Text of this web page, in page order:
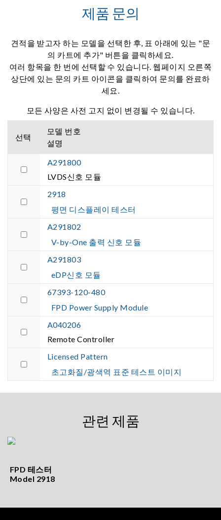
제품 문의
견적을 받고자 하는 모델을 선택한 후, 표 아래에 있는 "문
의 카트에 추가" 버튼을 클릭하세요.
여러 항목을 한 번에 선택할 수 있습니다. 웹페이지 오른쪽
상단에 있는 문의 카트 아이콘을 클릭하여 문의를 완료하
세요.
모든 사양은 사전 고지 없이 변경될 수 있습니다.
선택
모델 번호
설명
A291800
LVDS신호 모듈
2918
평면 디스플레이 테스터
A291802
V-by-One 출력 신호 모듈
A291803
eDP신호 모듈
67393-120-480
FPD Power Supply Module
A040206
Remote Controller
Licensed Pattern
초고화질/광색역 표준 테스트 이미지
관련 제품
FPD 테스터
Model 2918